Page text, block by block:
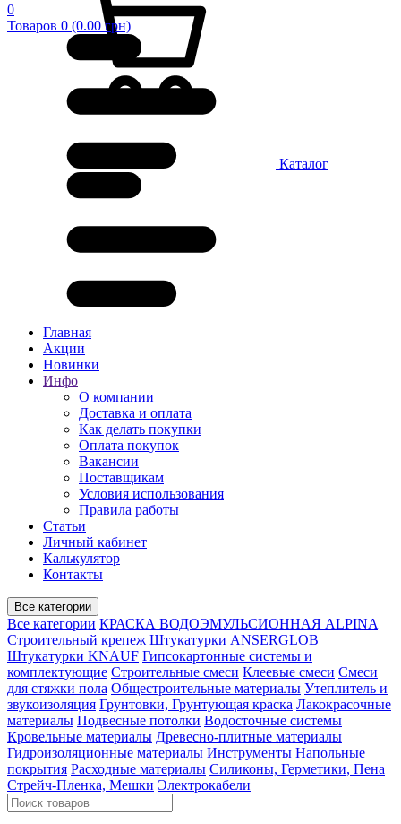
0
Товаров 0 (0.00 грн)
Каталог
Главная
Акции
Новинки
Инфо
О компании
Доставка и оплата
Как делать покупки
Оплата покупок
Вакансии
Поставщикам
Условия использования
Правила работы
Статьи
Личный кабинет
Калькулятор
Контакты
Все категории
Все категории КРАСКА ВОДОЭМУЛЬСИОННАЯ ALPINA
Строительный крепеж Штукатурки ANSERGLOB
Штукатурки KNAUF Гипсокартонные системы и
комплектующие Строительные смеси Клеевые смеси Смеси
для стяжки пола Общестроительные материалы Утеплитель и
звукоизоляция Грунтовки, Грунтующая краска Лакокрасочные
материалы Подвесные потолки Водосточные системы
Кровельные материалы Древесно-плитные материалы
Гидроизоляционные материалы Инструменты Напольные
покрытия Расходные материалы Силиконы, Герметики, Пена
Стрейч-Пленка, Мешки Электрокабели